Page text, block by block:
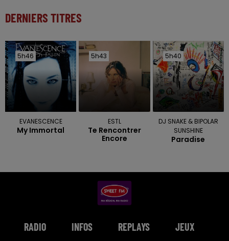
DERNIERS TITRES
5h46
5h46
EVANESCENCE
My Immortal
5h43
5h43
ESTL
Te Rencontrer
Encore
5h40
5h40
DJ SNAKE & BIPOLAR
SUNSHINE
Paradise
RADIO INFOS REPLAYS JEUX